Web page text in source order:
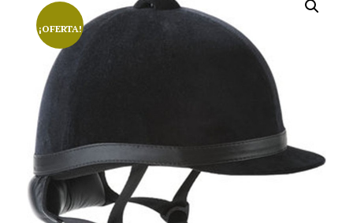
¡OFERTA!